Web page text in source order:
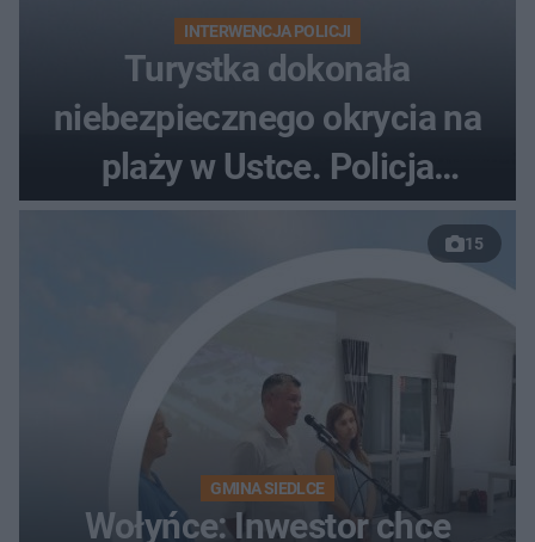
INTERWENCJA POLICJI
Turystka dokonała
niebezpiecznego okrycia na
plaży w Ustce. Policja
musiała zamknąć odcinek
15
GMINA SIEDLCE
Wołyńce: Inwestor chce